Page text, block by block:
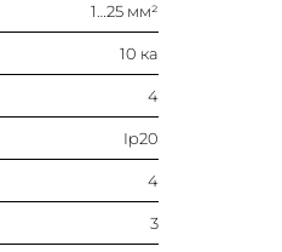
в
гц
1…25 мм²
10 ка
4
Ip20
4
3